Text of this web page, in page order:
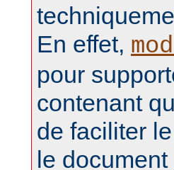
En effet,
pour
contenant
de faciliter
le document